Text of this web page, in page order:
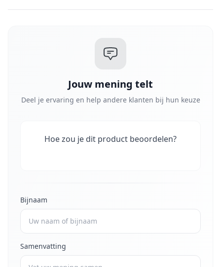
Jouw mening telt
Deel je ervaring en help andere klanten bij hun keuze
Hoe zou je dit product beoordelen?
Bijnaam
Samenvatting